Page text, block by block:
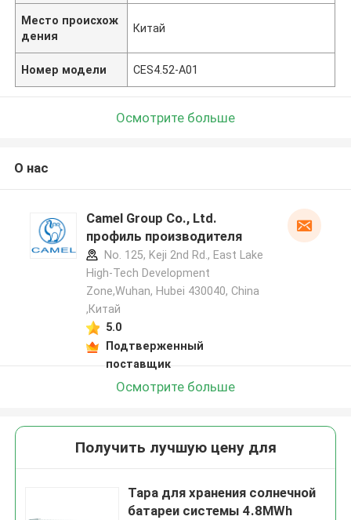
Место происхож
дения
Китай
Номер модели CES4.52-A01
Осмотрите больше
О нас
Camel Group Co., Ltd.
профиль производителя
No. 125, Keji 2nd Rd., East Lake
High-Tech Development
Zone,Wuhan, Hubei 430040, China
,Китай
5.0
Подтверженный
поставщик
Осмотрите больше
Получить лучшую цену для
Тара для хранения солнечной
батареи системы 4.8MWh